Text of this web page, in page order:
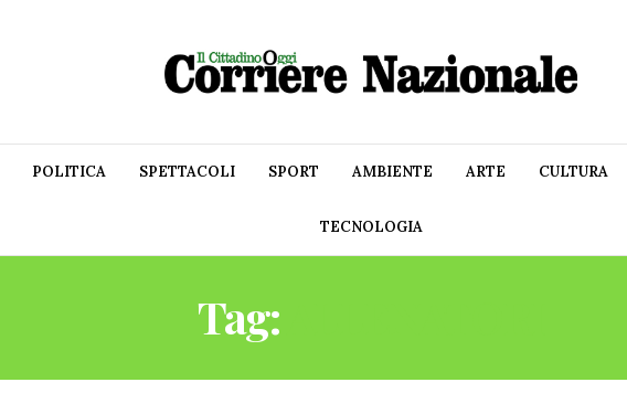
POLITICA SPETTACOLI SPORT AMBIENTE ARTE CULTURA
TECNOLOGIA
Tag: